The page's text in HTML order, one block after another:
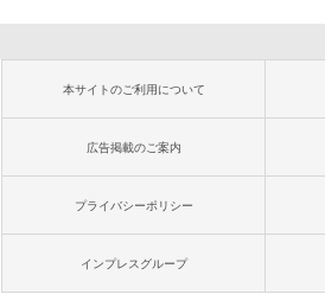
本サイトのご利用について
広告掲載のご案内
プライバシーポリシー
インプレスグループ